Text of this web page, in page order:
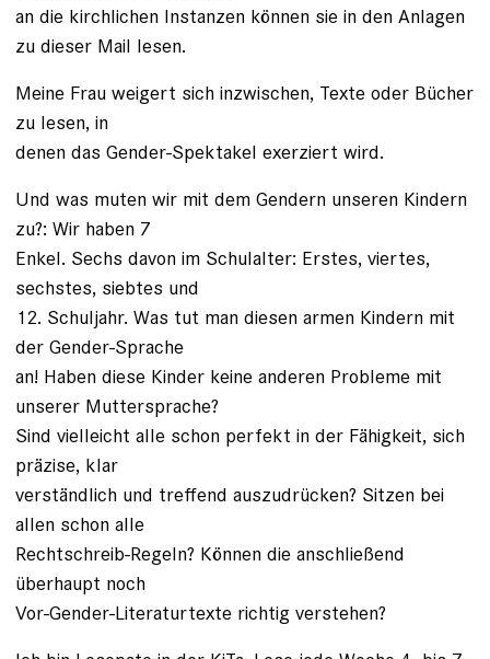
an die kirchlichen Instanzen können sie in den Anlagen
zu dieser Mail lesen.
Meine Frau weigert sich inzwischen, Texte oder Bücher
zu lesen, in
denen das Gender-Spektakel exerziert wird.
Und was muten wir mit dem Gendern unseren Kindern
zu?: Wir haben 7
Enkel. Sechs davon im Schulalter: Erstes, viertes,
sechstes, siebtes und
12. Schuljahr. Was tut man diesen armen Kindern mit
der Gender-Sprache
an! Haben diese Kinder keine anderen Probleme mit
unserer Muttersprache?
Sind vielleicht alle schon perfekt in der Fähigkeit, sich
präzise, klar
verständlich und treffend auszudrücken? Sitzen bei
allen schon alle
Rechtschreib-Regeln? Können die anschließend
überhaupt noch
Vor-Gender-Literaturtexte richtig verstehen?